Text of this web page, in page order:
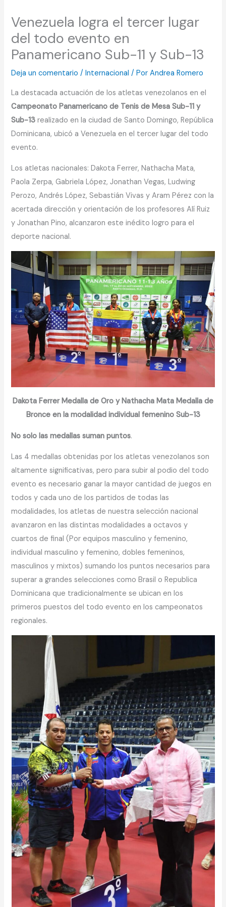
Venezuela logra el tercer lugar
del todo evento en
Panamericano Sub-11 y Sub-13
Deja un comentario /Internacional / PorAndrea Romero
La destacada actuación de los atletas venezolanos en el
Campeonato Panamericano de Tenis de Mesa Sub-11 y
Sub-13 realizado en la ciudad de Santo Domingo, República
Dominicana, ubicó a Venezuela en el tercer lugar del todo
evento.
Los atletas nacionales: Dakota Ferrer, Nathacha Mata,
Paola Zerpa, Gabriela López, Jonathan Vegas, Ludwing
Perozo, Andrés López, Sebastián Vivas y Aram Pérez con la
acertada dirección y orientación de los profesores Alí Ruiz
y Jonathan Pino, alcanzaron este inédito logro para el
deporte nacional.
Dakota Ferrer Medalla de Oro y Nathacha Mata Medalla de
Bronce en la modalidad individual femenino Sub-13
No solo las medallas suman puntos.
Las 4 medallas obtenidas por los atletas venezolanos son
altamente significativas, pero para subir al podio del todo
evento es necesario ganar la mayor cantidad de juegos en
todos y cada uno de los partidos de todas las
modalidades, los atletas de nuestra selección nacional
avanzaron en las distintas modalidades a octavos y
cuartos de final (Por equipos masculino y femenino,
individual masculino y femenino, dobles femeninos,
masculinos y mixtos) sumando los puntos necesarios para
superar a grandes selecciones como Brasil o Republica
Dominicana que tradicionalmente se ubican en los
primeros puestos del todo evento en los campeonatos
regionales.